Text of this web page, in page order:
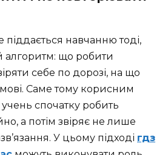
навчанню тоді,
алгоритм: що робити
себе по дорозі, на що
Саме тому корисним
спочатку робить
а потім звіряє не лише
У цьому підході гдз